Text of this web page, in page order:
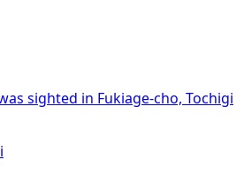
sighted in Fukiage-cho, Tochigi